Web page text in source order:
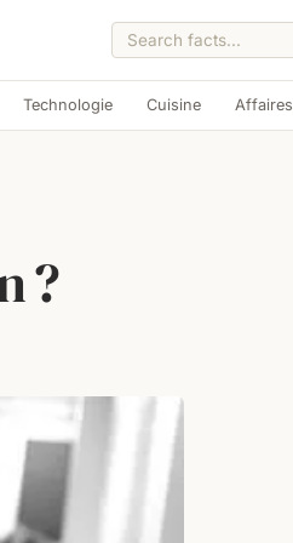
Technologie Cuisine Affaires
?